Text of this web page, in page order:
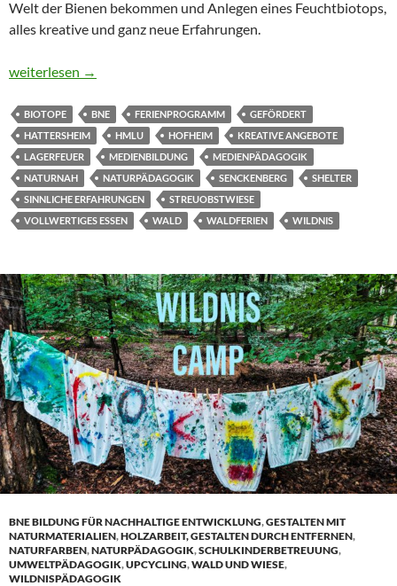
Welt der Bienen bekommen und Anlegen eines Feuchtbiotops,
alles kreative und ganz neue Erfahrungen.
Auch ecokids Ferien müssen enden – nach den Ferien ist vor
weiterlesen →
BIOTOPE BNE FERIENPROGRAMM
GEFÖRDERT
HATTERSHEIM
HMLU HOFHEIM
KREATIVE ANGEBOTE
LAGERFEUER
MEDIENBILDUNG
MEDIENPÄDAGOGIK
NATURNAH
NATURPÄDAGOGIK SENCKENBERG
SHELTER
SINNLICHE ERFAHRUNGEN
STREUOBSTWIESE
VOLLWERTIGES ESSEN
WALD WALDFERIEN WILDNIS
BNE BILDUNG FÜR NACHHALTIGE ENTWICKLUNG,GESTALTEN MIT
NATURMATERIALIEN,HOLZARBEIT, GESTALTEN DURCH ENTFERNEN,
NATURFARBEN,NATURPÄDAGOGIK,SCHULKINDERBETREUUNG,
UMWELTPÄDAGOGIK,UPCYCLING,WALD UND WIESE,
WILDNISPÄDAGOGIK